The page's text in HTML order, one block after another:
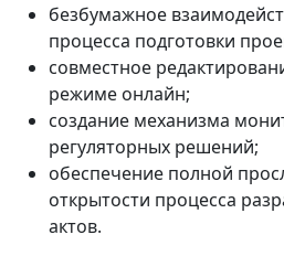
безбумажное
процесса подготовки
совместное
режиме онлайн;
создание механизма
регуляторных решений;
обеспечение полной
открытости процесса
актов.